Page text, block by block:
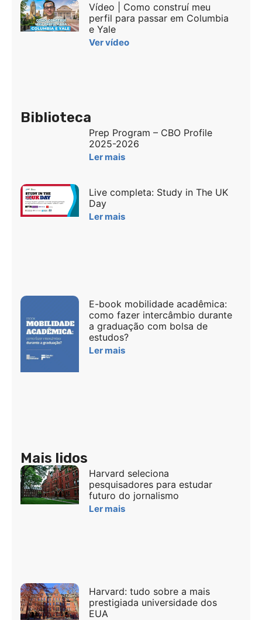
Vídeo | Como construí meu
perfil para passar em Columbia
e Yale
Ver vídeo
Biblioteca
Prep Program – CBO Profile
2025-2026
Ler mais
Live completa: Study in The UK
Day
Ler mais
E-book mobilidade acadêmica:
como fazer intercâmbio durante
a graduação com bolsa de
estudos?
Ler mais
Mais lidos
Harvard seleciona
pesquisadores para estudar
futuro do jornalismo
Ler mais
Harvard: tudo sobre a mais
prestigiada universidade dos
EUA